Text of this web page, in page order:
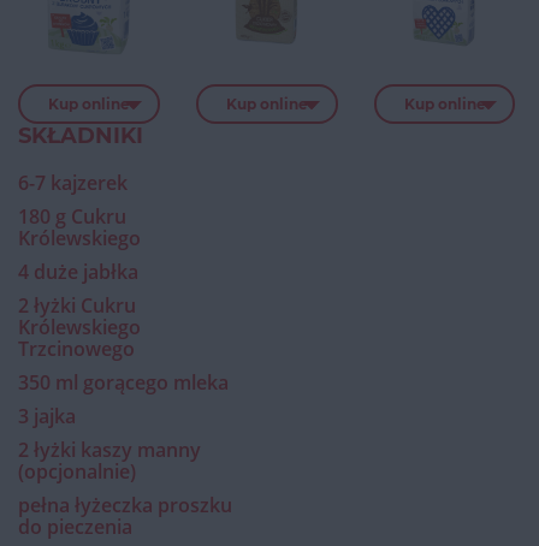
Kup online Kup online Kup online
SKŁADNIKI
6-7 kajzerek
180 g Cukru
Królewskiego
4 duże jabłka
2 łyżki Cukru
Królewskiego
Trzcinowego
350 ml gorącego mleka
3 jajka
2 łyżki kaszy manny
(opcjonalnie)
pełna łyżeczka proszku
do pieczenia